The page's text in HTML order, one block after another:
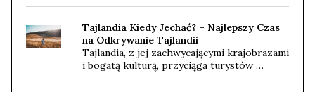
Tajlandia Kiedy Jechać? – Najlepszy Czas
na Odkrywanie Tajlandii
Tajlandia, z jej zachwycającymi krajobrazami
i bogatą kulturą, przyciąga turystów …